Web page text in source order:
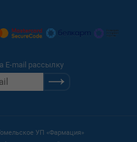
E-mail рассылку
УП «Фармация»